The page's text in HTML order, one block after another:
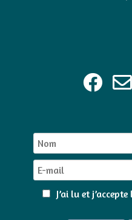
J’ai lu et j’accepte